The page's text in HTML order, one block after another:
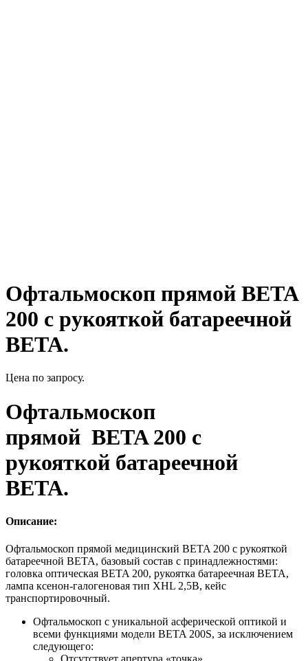
Офтальмоскоп прямой BETA
200 с рукояткой батареечной
BETA.
Цена по запросу.
Офтальмоскоп
прямой BETA 200 с
рукояткой батареечной
BETA.
Описание:
Офтальмоскоп прямой медицинский BETA 200 с рукояткой
батареечной BETA, базовый состав с принадлежностями:
головка оптическая BETA 200, рукоятка батареечная BETA,
лампа ксенон-галогеновая тип XHL 2,5В, кейс
транспортировочный.
Офтальмоскоп с уникальной асферической оптикой и
всеми функциями модели BETA 200S, за исключением
следующего:
Отсутствует апертура «точка».